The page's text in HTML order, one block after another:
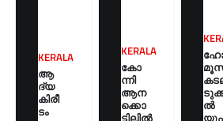
KERALA
ആ
ദ്യ
കിരീ
ടം
KERALA
കോ
ന്നി
ആന
ക്കൊ
ൽ